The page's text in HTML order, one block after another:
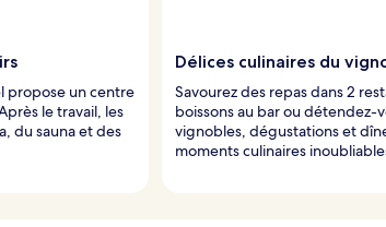
propose un centre
le travail, les
du sauna et des
Délices culinaires du
Savourez des repas dans 2
boissons au bar ou détendez-
vignobles, dégustations et
moments culinaires